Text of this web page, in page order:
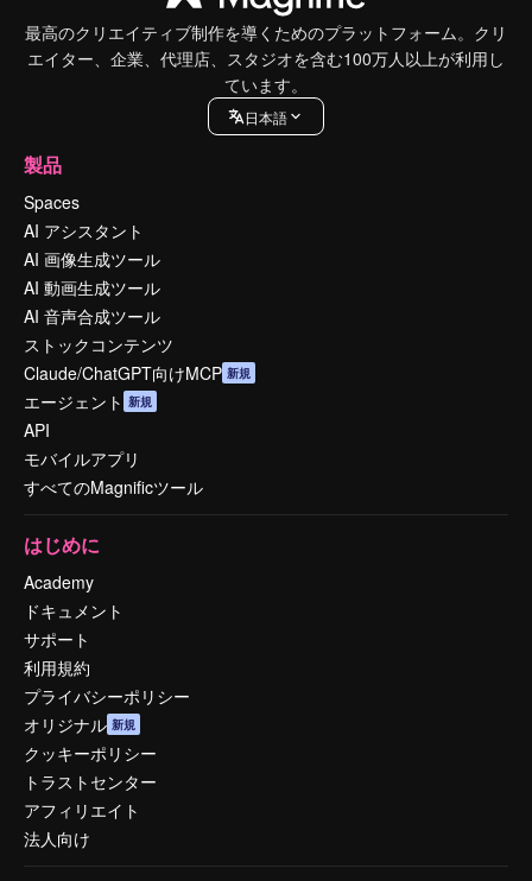
最高のクリエイティブ制作を導くためのプラットフォーム。クリ
エイター、企業、代理店、スタジオを含む100万人以上が利用し
ています。
日本語
製品
Spaces
AI アシスタント
AI 画像生成ツール
AI 動画生成ツール
AI 音声合成ツール
ストックコンテンツ
Claude/ChatGPT向けMCP 新規
エージェント 新規
API
モバイルアプリ
すべてのMagnificツール
はじめに
Academy
ドキュメント
サポート
利用規約
プライバシーポリシー
オリジナル 新規
クッキーポリシー
トラストセンター
アフィリエイト
法人向け